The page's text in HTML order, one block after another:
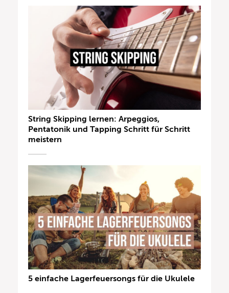
String Skipping lernen: Arpeggios,
Pentatonik und Tapping Schritt für Schritt
meistern
5 einfache Lagerfeuersongs für die Ukulele